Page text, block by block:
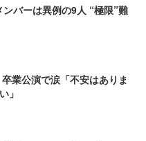
バーは異例の9人 “極限”難
業公演で涙「不安はありま
」